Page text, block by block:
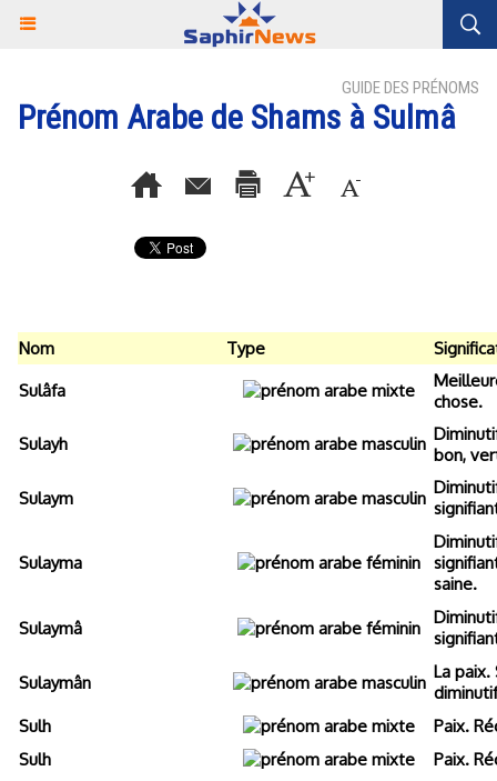
GUIDE DES PRÉNOMS
Prénom Arabe de Shams à Sulmâ
Nom Type
Sulâfa
chose.
Sulayh
bon,
Sulaym
Sulayma
saine.
Sulaymâ
Sulaymân
La paix.
Sulh
Paix.
Sulh
Paix.